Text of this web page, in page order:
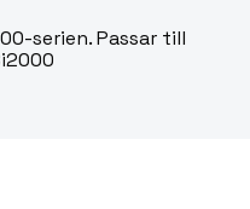
serien. Passar till